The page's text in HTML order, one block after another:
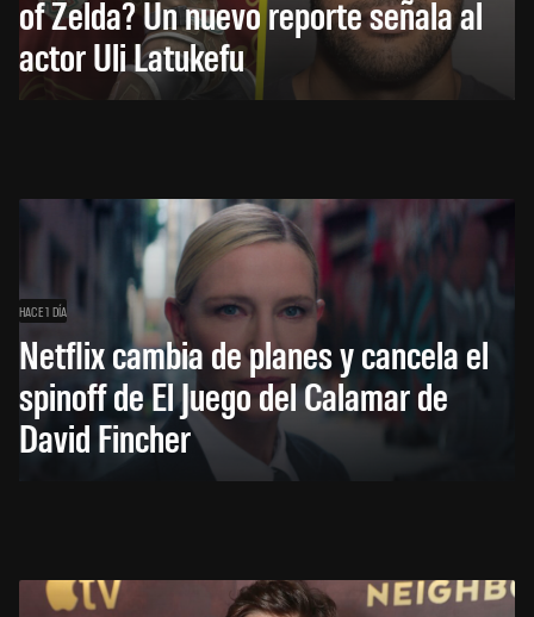
of Zelda? Un nuevo reporte señala al
actor Uli Latukefu
HACE 1 DÍA
Netflix cambia de planes y cancela el
spinoff de El Juego del Calamar de
David Fincher